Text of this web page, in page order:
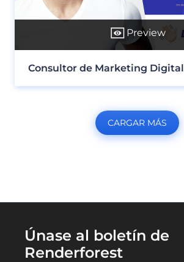
Preview
Consultor de Marketing Digital
CARGAR MÁS
Únase al boletín de
Renderforest